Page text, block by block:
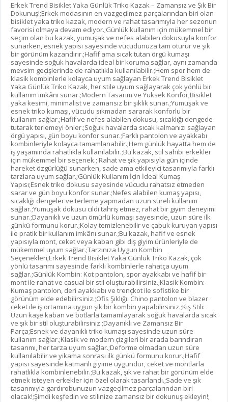
Erkek Trend Bisiklet Yaka Günlük Triko Kazak – Zamansız ve Şık Bir
Dokunuş!;Erkek modasının en vazgeçilmez parçalarından biri olan
bisiklet yaka triko kazak, modern ve rahat tasarımıyla her sezonun
favorisi olmaya devam ediyor.;Günlük kullanım için mükemmel bir
seçim olan bu kazak, yumuşak ve nefes alabilen dokusuyla konfor
sunarken, esnek yapısı sayesinde vücudunuza tam oturur ve şık
bir görünüm kazandırır.;Hafif ama sıcak tutan örgü kumaşı
sayesinde soğuk havalarda ideal bir koruma sağlar, aynı zamanda
mevsim geçişlerinde de rahatlıkla kullanılabilir.;Hem spor hem de
klasik kombinlerle kolayca uyum sağlayan Erkek Trend Bisiklet
Yaka Günlük Triko Kazak, her stile uyum sağlayarak çok yönlü bir
kullanım imkânı sunar.;Modern Tasarım ve Yüksek Konfor;Bisiklet
yaka kesimi, minimalist ve zamansız bir şıklık sunar.;Yumuşak ve
esnek triko kumaşı, vücudu sıkmadan sararak konforlu bir
kullanım sağlar.;Hafif ve nefes alabilen dokusu, sıcaklığı dengede
tutarak terlemeyi önler.;Soğuk havalarda sıcak kalmanızı sağlayan
örgü yapısı, gün boyu konfor sunar.;Farklı pantolon ve ayakkabı
kombinleriyle kolayca tamamlanabilir.;Hem günlük hayatta hem de
iş yaşamında rahatlıkla kullanılabilir.;Bu kazak, stil sahibi erkekler
için mükemmel bir seçenek.; Rahat ve şık yapısıyla gün içinde
hareket özgürlüğü sunarken, sade ama etkileyici tasarımıyla farklı
tarzlara uyum sağlar.;Günlük Kullanım İçin İdeal Kumaş
Yapısı;Esnek triko dokusu sayesinde vücudu rahatsız etmeden
sarar ve gün boyu konfor sunar.;Nefes alabilen kumaş yapısı,
sıcaklığı dengeler ve terleme yapmadan uzun süreli kullanım
sağlar.;Yumuşak dokusu cildi tahriş etmez, rahat bir giyim deneyimi
sunar.;Dayanıklı ve uzun ömürlü kumaşı sayesinde, uzun süre ilk
günkü formunu korur.;Kolay temizlenebilir ve çabuk kuruyan yapısı
ile pratik bir kullanım imkânı sunar.;Bu kazak, hafif ve esnek
yapısıyla mont, ceket veya kaban gibi dış giyim ürünleriyle de
mükemmel uyum sağlar.;Tarzınıza Uygun Kombin
Seçenekleri;Erkek Trend Bisiklet Yaka Günlük Triko Kazak, çok
yönlü tasarımı sayesinde farklı kombinlerle rahatça uyum
sağlar.;Günlük Kombin: Kot pantolon, spor ayakkabı ve hafif bir
mont ile rahat ve casual bir stil oluşturabilirsiniz.;Klasik Kombin:
Kumaş pantolon, deri ayakkabı ve trençkot ile sofistike bir
görünüm elde edebilirsiniz.;Ofis Şıklığı: Chino pantolon ve blazer
ceket ile iş ortamına uygun şık bir kombin yapabilirsiniz.;Kış Stili:
Uzun kaşe kaban ve botlarla tamamlayarak soğuk havalarda sıcak
ve şık bir stil oluşturabilirsiniz.;Dayanıklı ve Zamansız Bir
Parça;Esnek ve dayanıklı triko kumaşı sayesinde uzun süre
kullanım sağlar.;Klasik ve modern çizgileri bir arada barındıran
tasarımı, her tarza uyum sağlar.;Deforme olmadan uzun süre
kullanılabilir ve yıkama sonrası ilk günkü formunu korur.;Hafif
yapısı sayesinde katmanlı giyime uygundur, ceket ve montlarla
rahatlıkla kombinlenebilir.;Bu kazak, şık ve rahat bir görünüm elde
etmek isteyen erkekler için özel olarak tasarlandı.;Sade ve şık
tasarımıyla gardırobunuzun vazgeçilmez parçalarından biri
olacak!;Şimdi keşfedin ve stilinize zamansız bir dokunuş ekleyin!;